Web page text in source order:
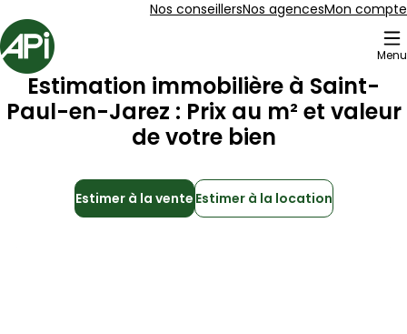
Nos conseillersNos agencesMon compte
Accueil
Menu
Estimation immobilière à Saint-
Paul-en-Jarez : Prix au m² et valeur
de votre bien
Estimer à la vente Estimer à la location